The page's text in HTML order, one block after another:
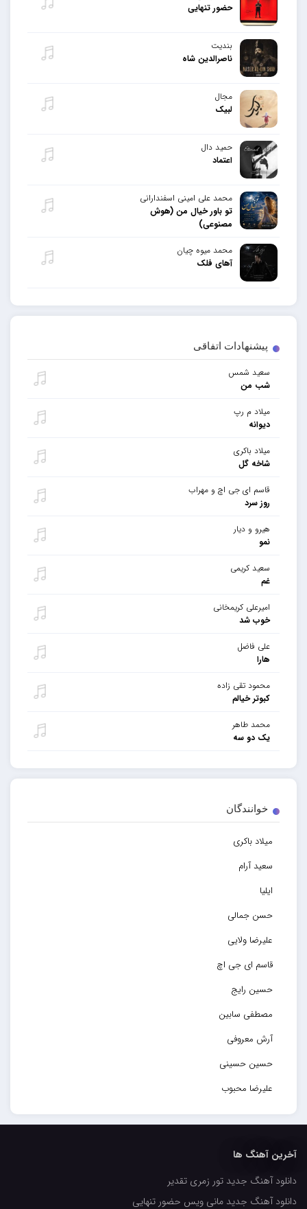
پیشنهادات اتفاقی
سعید شمس
شب من
میلاد م رپ
دیوانه
میلاد باکری
شاخه گل
قاسم ای جی اچ و مهراب
روز سرد
هیرو و دیار
نمو
سعید کریمی
غم
امیرعلی کریمخانی
خوب شد
علی فاضل
هارا
محمود تقی زاده
کبوتر خیالم
محمد طاهر
یک دو سه
خوانندگان
میلاد باکری
سعید آرام
ایلیا
حسن جمالی
علیرضا ولایی
قاسم ای جی اچ
حسین رایج
مصطفی سابین
آرش معروفی
حسین حسینی
علیرضا محبوب
حسین حصارکی
کاپیتان
مجید رضوی
حضور تنهایی
بندیت
ناصرالدین شاه
مجال
لبیک
حمید دال
اعتماد
محمد علی امینی اسفندارانی
تو باور خیال من (هوش
مصنوعی)
محمد میوه چیان
آهای فلک
آخرین آهنگ ها
دانلود آهنگ جدید تور زمری تقدیر
دانلود آهنگ جدید مانی ویس حضور تنهایی